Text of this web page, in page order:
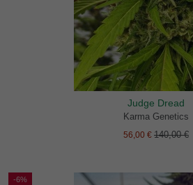
Judge Dread
Karma Genetics
56,00 € 140,00 €
-6%